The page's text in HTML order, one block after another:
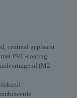
centraal geplaatst
PVC-coating
(M2-